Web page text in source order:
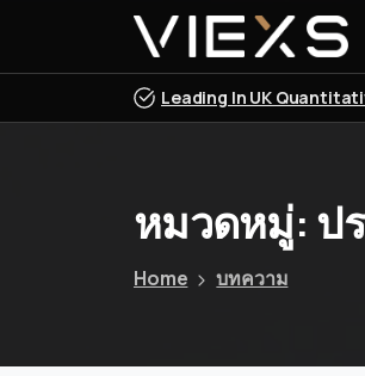
Leading In UK
หมวดหมู่: ป
Home บทความ